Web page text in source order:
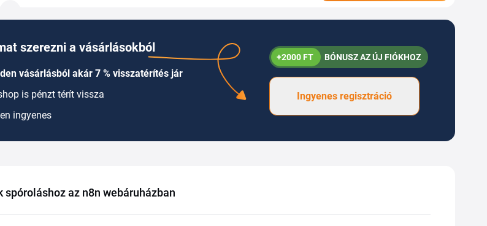
szerezni a vásárlásokból
vásárlásból akár 7 % visszatérítés jár
is pénzt térít vissza
ingyenes
+2000 FT BÓNUSZ AZ ÚJ FIÓKHOZ
Ingyenes regisztráció
spóroláshoz az n8n webáruházban